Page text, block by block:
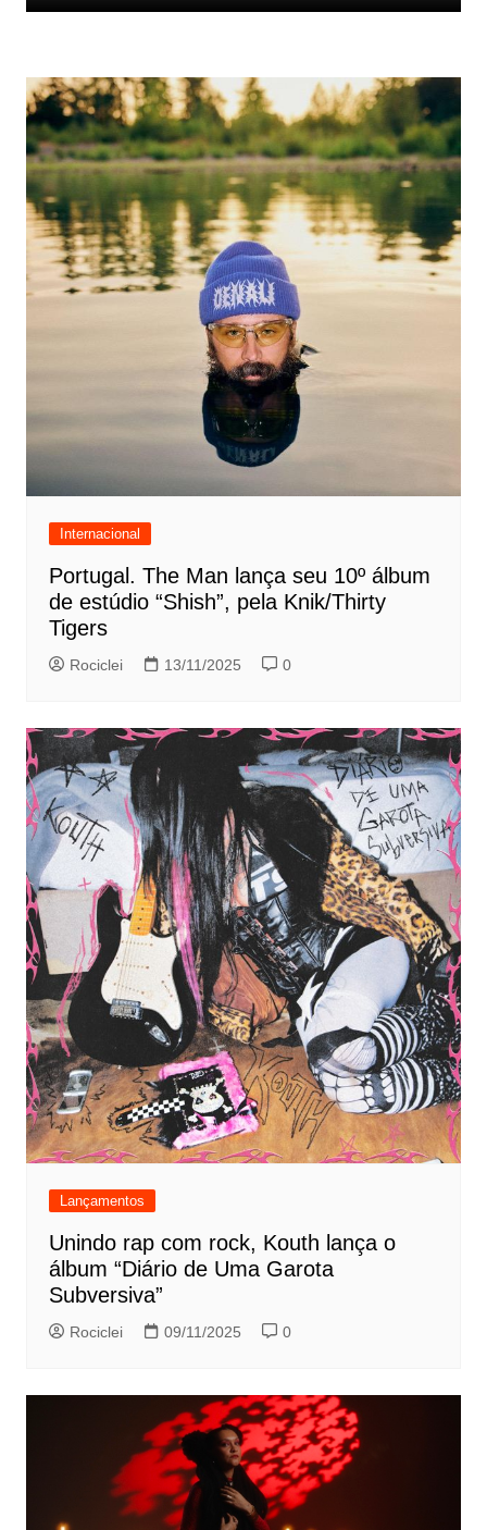
Internacional
Portugal. The Man lança seu 10º álbum
de estúdio “Shish”, pela Knik/Thirty
Tigers
Rociclei 13/11/2025 0
Lançamentos
Unindo rap com rock, Kouth lança o
álbum “Diário de Uma Garota
Subversiva”
Rociclei 09/11/2025 0